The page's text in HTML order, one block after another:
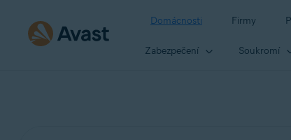
Domácnosti Firmy
Zabezpečení Soukromí